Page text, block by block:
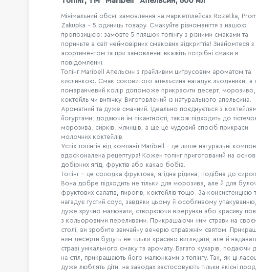
Мінімальний обсяг замовлення на маркетплейсах Rozetka,
Zakupka - 5 одиниць товару. Смакуйте різноманіття з нашою
пропозицією: замовте 5 пляшок топінгу з різними смаками та
пориньте в світ неймовірних смакових відкриттів! Знайомтеся
асортиментом та при замовленні вкажіть потрібні смаки в
повідомленні.
Топінг Maribell Апельсин з грайливим цитрусовим ароматом та
кислинкою. Смак соковитого апельсина нагадує льодяники, а
помаранчевий колір допоможе прикрасити десерт, морозиво,
коктейль чи випічку. Виготовлений із натурального апельсина.
Ароматний та дуже смачний. Ідеально поєднується з
йогуртами, додаючи їм пікантності, також підходить до
морозива, сирків, млинців, а ще це чудовий спосіб прикраси
молочних коктейлів.
Успіх топінгів від компанії Maribell – це лише натуральні
вдосконалена рецептура! Кожен топінг приготований на основі
добірних ягід, фруктів або какао бобів.
Топінг – це солодка фруктова, ягідна рідина, подібна до
Вона добре підходить не тільки для морозива, але й для
фруктових салатів, пирогів, коктейлів тощо. За консистенцією
нагадує густий соус, завдяки цьому й особливому
дуже зручно малювати, створюючи візерунки або красиву
з кольоровими переливами. Прикрашаючи ним страви на
столі, ви зробите звичайну вечерю справжнім святом.
ним десерти будуть не тільки красиво виглядати, але й
страві унікального смаку та аромату. Багато кухарів, подаючи
на стіл, прикрашають його малюнками з топінгу. Так, як ці
дуже люблять діти, на заводах застосовують тільки якісні